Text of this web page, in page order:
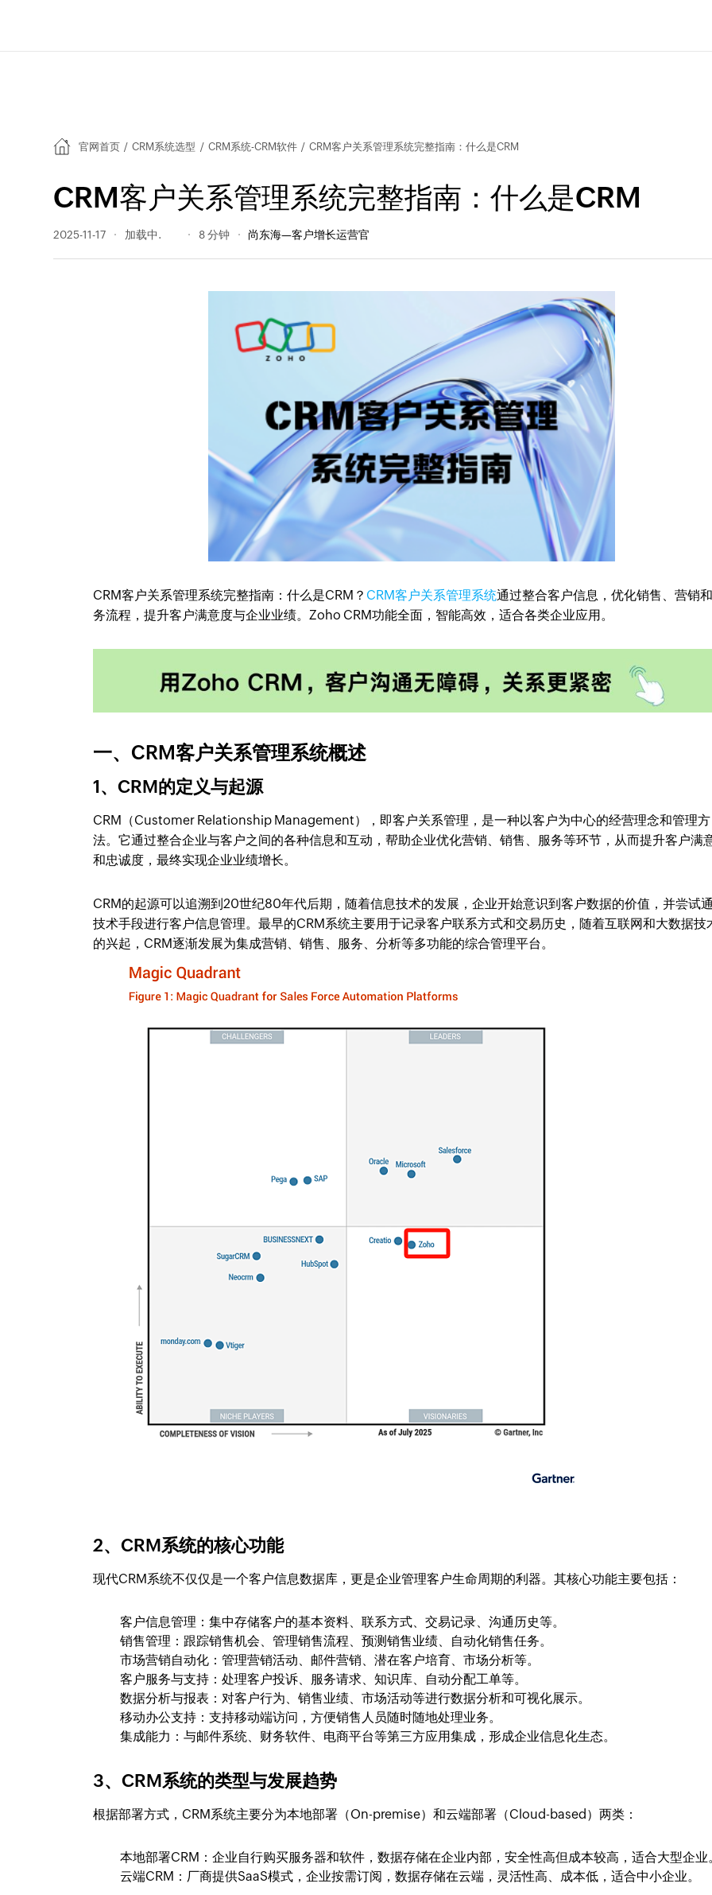
官网首页 / CRM系统选型 / CRM系统-CRM软件 / CRM客户关系管理系统完整指南：什么是CRM
CRM客户关系管理系统完整指南：什么是CRM
2025-11-17 584 阅读量 8 分钟 尚东海—客户增长运营官
CRM客户关系管理系统完整指南：什么是CRM？ CRM客户关系管理系统通过整合客户信息，优化销售、营销
务流程，提升客户满意度与企业业绩。Zoho CRM功能全面，智能高效，适合各类企业应用。
一、CRM客户关系管理系统概述
1、CRM的定义与起源
CRM（Customer Relationship Management），即客户关系管理，是一种以客户为中心的经营理念和管理方
法。它通过整合企业与客户之间的各种信息和互动，帮助企业优化营销、销售、服务等环节，从而提升客户满
和忠诚度，最终实现企业业绩增长。
CRM的起源可以追溯到20世纪80年代后期，随着信息技术的发展，企业开始意识到客户数据的价值，并尝试
技术手段进行客户信息管理。最早的CRM系统主要用于记录客户联系方式和交易历史，随着互联网和大数据技
的兴起，CRM逐渐发展为集成营销、销售、服务、分析等多功能的综合管理平台。
2、CRM系统的核心功能
现代CRM系统不仅仅是一个客户信息数据库，更是企业管理客户生命周期的利器。其核心功能主要包括：
客户信息管理：集中存储客户的基本资料、联系方式、交易记录、沟通历史等。
销售管理：跟踪销售机会、管理销售流程、预测销售业绩、自动化销售任务。
市场营销自动化：管理营销活动、邮件营销、潜在客户培育、市场分析等。
客户服务与支持：处理客户投诉、服务请求、知识库、自动分配工单等。
数据分析与报表：对客户行为、销售业绩、市场活动等进行数据分析和可视化展示。
移动办公支持：支持移动端访问，方便销售人员随时随地处理业务。
集成能力：与邮件系统、财务软件、电商平台等第三方应用集成，形成企业信息化生态。
3、CRM系统的类型与发展趋势
根据部署方式，CRM系统主要分为本地部署（On-premise）和云端部署（Cloud-based）两类：
本地部署CRM：企业自行购买服务器和软件，数据存储在企业内部，安全性高但成本较高，适合大型企业
云端CRM：厂商提供SaaS模式，企业按需订阅，数据存储在云端，灵活性高、成本低，适合中小企业。